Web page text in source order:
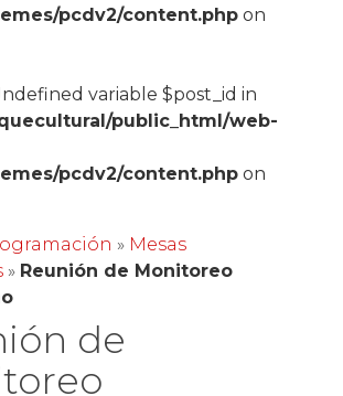
pcdv2/content.phpon
variable $post_id in
public_html/web-
pcdv2/content.phpon
» Mesas
» Reunión de Monitoreo
de